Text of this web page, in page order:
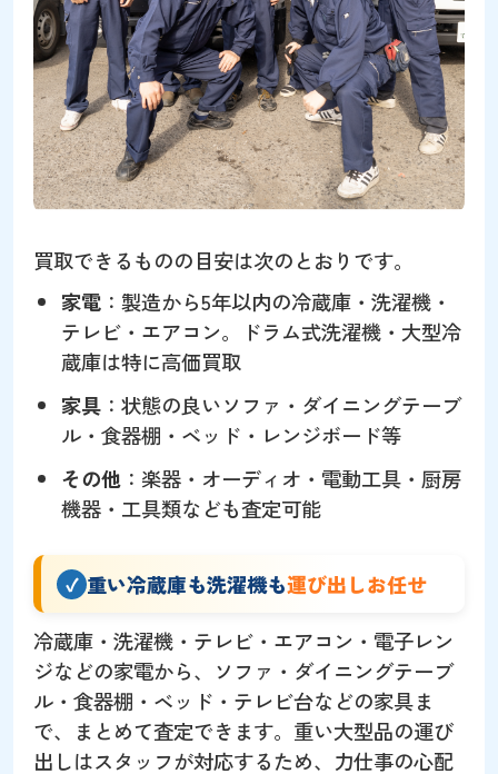
買取できるものの目安は次のとおりです。
家電 ：製造から5年以内の冷蔵庫・洗濯機・
テレビ・エアコン。ドラム式洗濯機・大型冷
蔵庫は特に高価買取
家具 ：状態の良いソファ・ダイニングテーブ
ル・食器棚・ベッド・レンジボード等
その他 ：楽器・オーディオ・電動工具・厨房
機器・工具類なども査定可能
重い冷蔵庫も洗濯機も運び出しお任せ
冷蔵庫・洗濯機・テレビ・エアコン・電子レン
ジなどの家電から、ソファ・ダイニングテーブ
ル・食器棚・ベッド・テレビ台などの家具ま
で、まとめて査定できます。重い大型品の運び
出しはスタッフが対応するため、力仕事の心配